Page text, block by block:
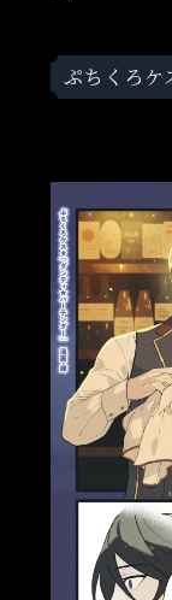
ぷちくろケ